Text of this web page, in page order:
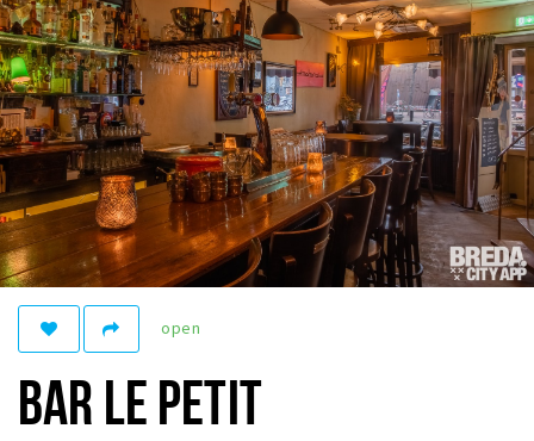
Voel je thuis in Breda | GoodMood
Welkom in Breda
Studentenverenigingen
Studentenraad
Studentenroutes
New in town? Check FAQ!
WONEN
Woonruimte
Inschrijven gemeente
Zorgverzekering
Huisarts en eerste hulp
open
BAR LE PETIT